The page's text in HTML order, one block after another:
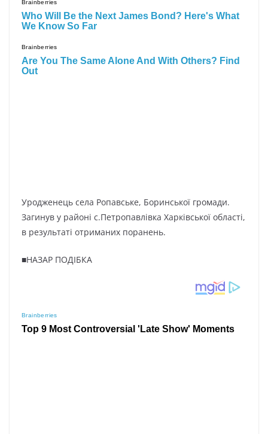
Уродженець села Ропавське, Боринської громади.
Загинув у районі с.Петропавлівка Харківської області,
в результаті отриманих поранень.
■НАЗАР ПОДІБКА